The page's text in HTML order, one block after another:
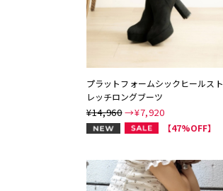
プラットフォームシックヒールスト
レッチロングブーツ
¥14,960→¥7,920
NEW 【47%OFF】